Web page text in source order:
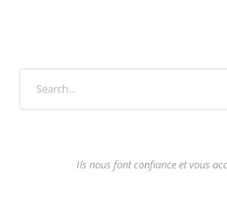
Ils nous font confiance et vous